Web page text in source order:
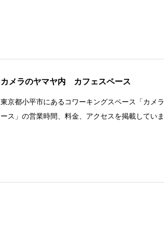
カメラのヤマヤ内 カフェスペース
東京都小平市にあるコワーキングスペース「カメ
ース」の営業時間、料金、アクセスを掲載してい